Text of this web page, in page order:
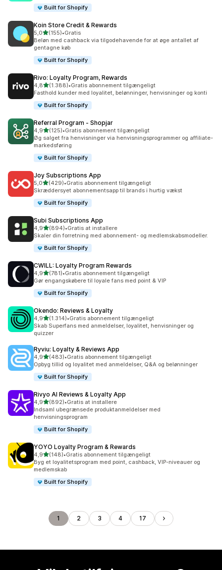
Built for Shopify
Koin Store Credit & Rewards
5,0ud af 5 stjerner
(155)
155 anmeldelser i alt
•Gratis
Beløn med cashback via tilgodehavende for at øge antallet af
gentagne køb
Built for Shopify
Rivo: Loyalty Program, Rewards
4,8ud af 5 stjerner
(1.388)
1388 anmeldelser i alt
•Gratis abonnement tilgængeligt
Fasthold kunder med loyalitet, belønninger, henvisninger og konti
Built for Shopify
Referral Program ‑ Shopjar
4,9ud af 5 stjerner
(125)
125 anmeldelser i alt
•Gratis abonnement tilgængeligt
Øg salget fra henvisninger via henvisningsprogrammer og affiliate-
markedsføring
Built for Shopify
Joy Subscriptions App
5,0ud af 5 stjerner
(429)
429 anmeldelser i alt
•Gratis abonnement tilgængeligt
Skræddersyet abonnementsapp til brands i hurtig vækst
Built for Shopify
Subi Subscriptions App
4,9ud af 5 stjerner
(894)
894 anmeldelser i alt
•Gratis at installere
Skaler din forretning med abonnement- og medlemskabsmodeller.
Built for Shopify
CWILL: Loyalty Program Rewards
4,9ud af 5 stjerner
(781)
781 anmeldelser i alt
•Gratis abonnement tilgængeligt
Gør engangskøbere til loyale fans med point & VIP
Built for Shopify
Okendo: Reviews & Loyalty
4,9ud af 5 stjerner
(1.314)
1314 anmeldelser i alt
•Gratis abonnement tilgængeligt
Skab Superfans med anmeldelser, loyalitet, henvisninger og
quizzer
Ryviu: Loyalty & Reviews App
4,9ud af 5 stjerner
(483)
483 anmeldelser i alt
•Gratis abonnement tilgængeligt
Opbyg tillid og loyalitet med anmeldelser, Q&A og belønninger
Built for Shopify
Rivyo AI Reviews & Loyalty App
4,9ud af 5 stjerner
(892)
892 anmeldelser i alt
•Gratis at installere
Indsaml ubegrænsede produktanmeldelser med
henvisningsprogram
Built for Shopify
YOYO Loyalty Program & Rewards
4,9ud af 5 stjerner
(148)
148 anmeldelser i alt
•Gratis abonnement tilgængeligt
Byg et loyalitetsprogram med point, cashback, VIP-niveauer og
medlemskab
Built for Shopify
1 2 3 4 17